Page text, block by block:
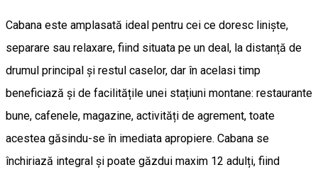
Cabana este amplasată ideal pentru cei ce doresc liniște,
separare sau relaxare, fiind situata pe un deal, la distanță de
drumul principal și restul caselor, dar în acelasi timp
beneficiază și de facilitățile unei stațiuni montane: restaurante
bune, cafenele, magazine, activități de agrement, toate
acestea găsindu-se în imediata apropiere. Cabana se
închiriază integral și poate găzdui maxim 12 adulți, fiind